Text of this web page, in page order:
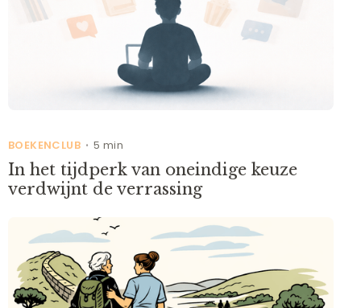
BOEKENCLUB • 5 min
In het tijdperk van oneindige keuze
verdwijnt de verrassing